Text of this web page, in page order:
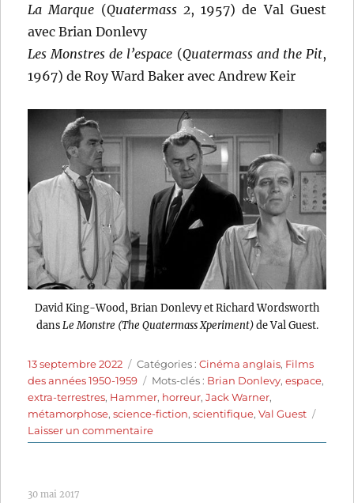
La Marque (Quatermass 2, 1957) de Val Guest
avec Brian Donlevy
Les Monstres de l’espace (Quatermass and the Pit,
1967) de Roy Ward Baker avec Andrew Keir
David King-Wood, Brian Donlevy et Richard Wordsworth
dans Le Monstre (The Quatermass Xperiment)de Val Guest.
Publié
le
13 septembre 2022 Catégories
Catégories :Cinéma anglais, Films
des années 1950-1959
Étiquettes
Mots-clés : Brian Donlevy,espace,
extra-terrestres, Hammer, horreur,Jack Warner,
métamorphose,science-fiction,scientifique,Val Guest
Laisser un commentairesur
Le
30 mai 2017